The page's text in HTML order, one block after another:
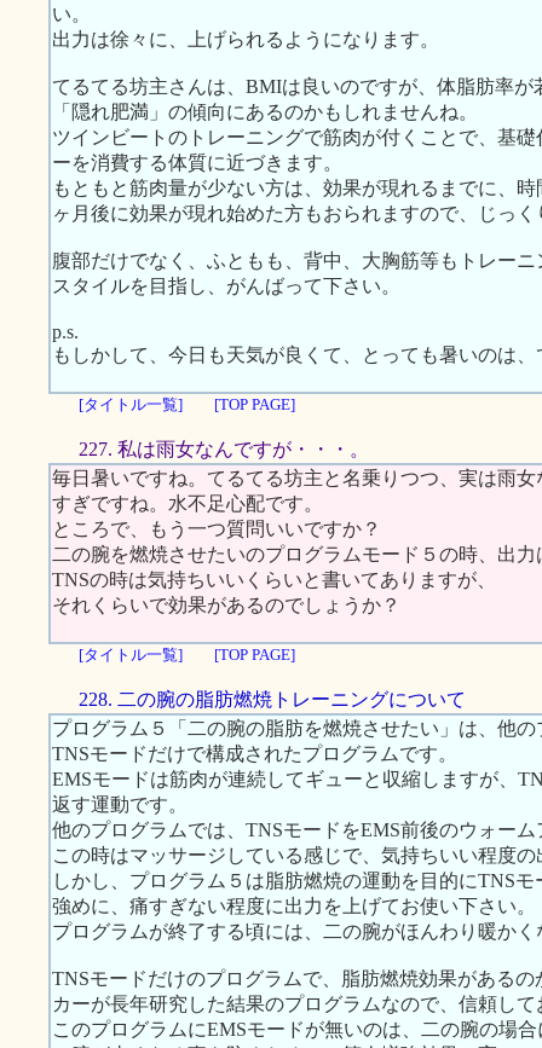
い。
出力は徐々に、上げられるようになります。
てるてる坊主さんは、BMIは良いのですが、体脂肪率
「隠れ肥満」の傾向にあるのかもしれませんね。
ツインビートのトレーニングで筋肉が付くことで、基
ーを消費する体質に近づきます。
もともと筋肉量が少ない方は、効果が現れるまでに、
ヶ月後に効果が現れ始めた方もおられますので、じっ
腹部だけでなく、ふともも、背中、大胸筋等もトレー
スタイルを目指し、がんばって下さい。
p.s.
もしかして、今日も天気が良くて、とっても暑いのは
[タイトル一覧] [TOP PAGE]
227. 私は雨女なんですが・・・。
毎日暑いですね。てるてる坊主と名乗りつつ、実は雨
すぎですね。水不足心配です。
ところで、もう一つ質問いいですか？
二の腕を燃焼させたいのプログラムモード５の時、出
TNSの時は気持ちいいくらいと書いてありますが、
それくらいで効果があるのでしょうか？
[タイトル一覧] [TOP PAGE]
228. 二の腕の脂肪燃焼トレーニングについて
プログラム５「二の腕の脂肪を燃焼させたい」は、他
TNSモードだけで構成されたプログラムです。
EMSモードは筋肉が連続してギューと収縮しますが、
返す運動です。
他のプログラムでは、TNSモードをEMS前後のウォー
この時はマッサージしている感じで、気持ちいい程度
しかし、プログラム５は脂肪燃焼の運動を目的にTNS
強めに、痛すぎない程度に出力を上げてお使い下さい。
プログラムが終了する頃には、二の腕がほんわり暖か
TNSモードだけのプログラムで、脂肪燃焼効果がある
カーが長年研究した結果のプログラムなので、信頼し
このプログラムにEMSモードが無いのは、二の腕の場